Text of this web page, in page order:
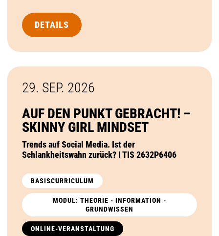
DETAILS
29. SEP. 2026
AUF DEN PUNKT GEBRACHT! –
SKINNY GIRL MINDSET
Trends auf Social Media. Ist der
Schlankheitswahn zurück? I TIS 2632P6406
BASISCURRICULUM
MODUL: THEORIE - INFORMATION -
GRUNDWISSEN
ONLINE-VERANSTALTUNG